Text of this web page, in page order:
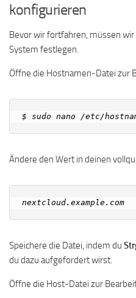
konfigurieren
Bevor wir fortfahren, müssen
System festlegen.
Öffne die Hostnamen-Datei zur
Ändere den Wert in deinen
Speichere die Datei, indem du
du dazu aufgefordert wirst.
Öffne die Host-Datei zur